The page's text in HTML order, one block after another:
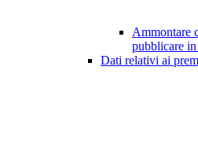
Ammontare
pubblicare
Dati relativi ai